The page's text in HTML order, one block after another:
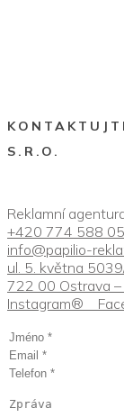
S.R.O.
Reklamní
+420 774 588
info@papilio-
ul. 5. května
722 00 Ostrava –
Instagram®